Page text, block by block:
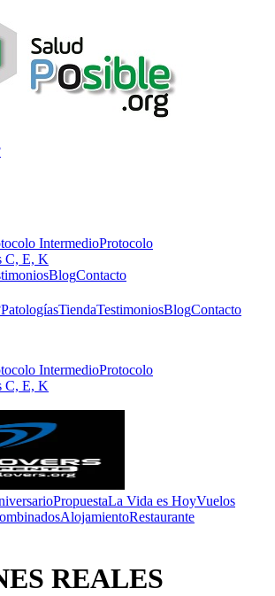
IntermedioProtocolo
C, E, K
BlogContacto
PatologíasTiendaTestimoniosBlogContacto
IntermedioProtocolo
C, E, K
PropuestaLa Vida es HoyVuelos
AlojamientoRestaurante
REALES